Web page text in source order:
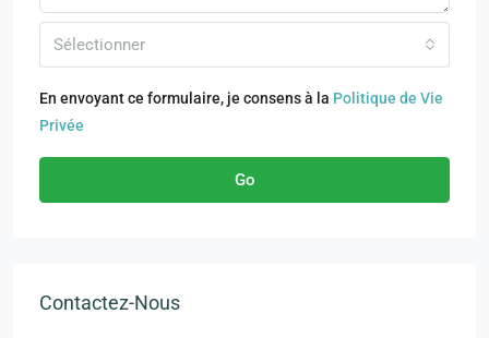
Sélectionner
En envoyant ce formulaire, je consens à la Politique de Vie
Privée
Go
Contactez-Nous